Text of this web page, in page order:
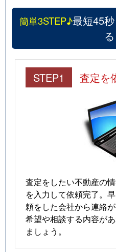
簡単3STEP♪最短45
る
STEP1 査定を
査定をしたい不動産の
を入力して依頼完了。
頼をした会社から連絡が
希望や相談する内容が
ましょう。